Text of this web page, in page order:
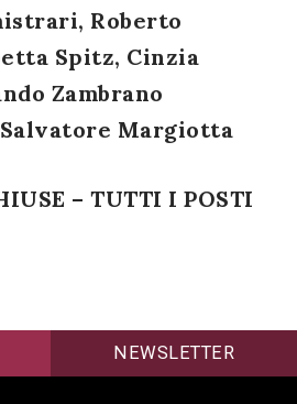
Roberto
Spitz, Cinzia
Zambrano
Salvatore Margiotta
– TUTTI I POSTI
NEWSLETTER